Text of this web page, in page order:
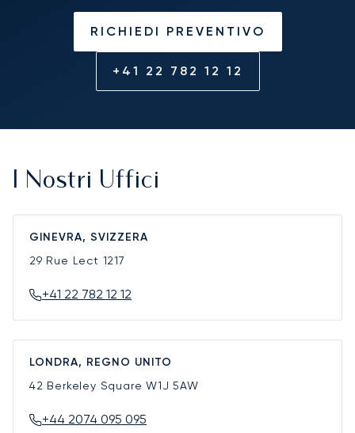
RICHIEDI PREVENTIVO
+41 22 782 12 12
I Nostri Uffici
GINEVRA, SVIZZERA
29 Rue Lect 1217
+41 22 782 12 12
LONDRA, REGNO UNITO
42 Berkeley SquareW1J 5AW
+44 2074 095 095